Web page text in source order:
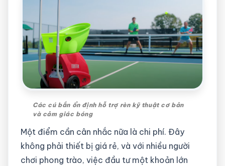
Các cú bắn ổn định hỗ trợ rèn kỹ thuật cơ bản
và cảm giác bóng
Một điểm cần cân nhắc nữa là chi phí. Đây
không phải thiết bị giá rẻ, và với nhiều người
chơi phong trào, việc đầu tư một khoản lớn